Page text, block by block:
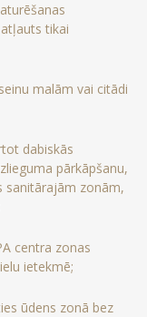
tikai
malām vai citādi
dabiskās
pārkāpšanu,
sanitārajām zonām,
centra zonas
ietekmē;
ūdens zonā bez